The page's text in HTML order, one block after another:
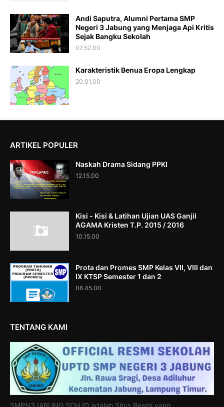
Andi Saputra, Alumni Pertama SMP
Negeri 3 Jabung yang Menjaga Api Kritis
Sejak Bangku Sekolah
07.52.00
Karakteristik Benua Eropa Lengkap
20.01.00
ARTIKEL POPULER
Naskah Drama Sidang PPKI
12.15.00
Kisi - Kisi & Latihan Ujian UAS Ganjil
AGAMA Kristen T.P. 2015 / 2016
10.15.00
Prota dan Promes SMP Kelas VII, VIII dan
IX KTSP Semester 1 dan 2
06.45.00
TENTANG KAMI
SMPN3JABUNG.SCH.ID adalah Situs Resmi yang